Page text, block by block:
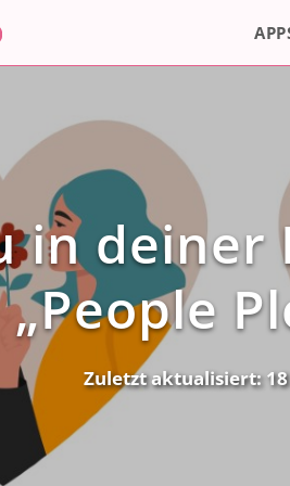
in deiner
„People
Zuletzt aktualisiert: